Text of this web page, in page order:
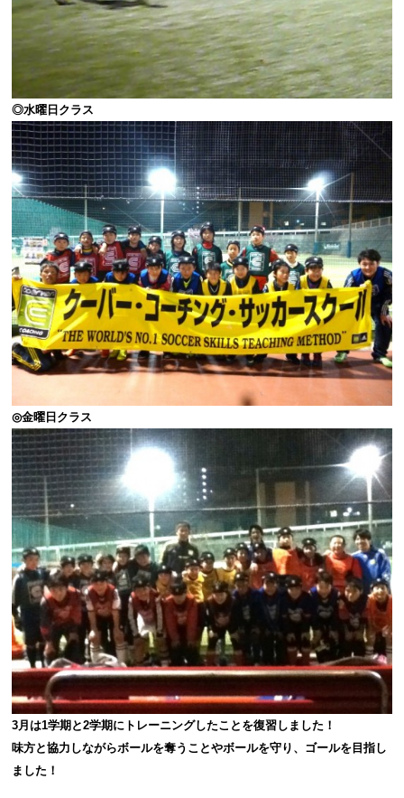
◎水曜日クラス
◎金曜日クラス
3月は1学期と2学期にトレーニングしたことを復習しました！
味方と協力しながらボールを奪うことやボールを守り、ゴールを目指し
ました！